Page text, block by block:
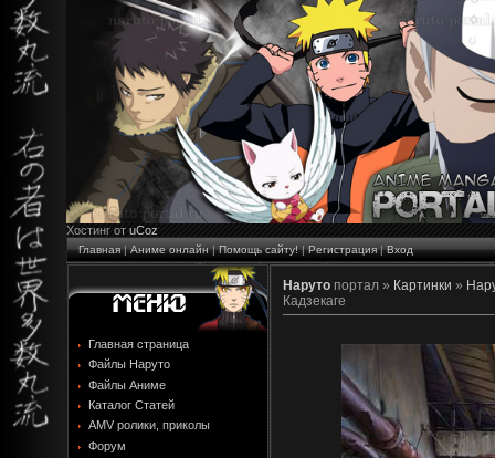
Хостинг от uCoz
Главная|Аниме онлайн|Помощь сайту!|Регистрация|Вход
Главная страница
Файлы Наруто
Файлы Аниме
Каталог Статей
AMV ролики, приколы
Форум
Наруто портал » Картинки »
Кадзекаге